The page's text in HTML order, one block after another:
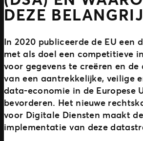
DEZE
In 2020 publiceerde de EU een
met als doel een competitieve
voor gegevens te creëren en
van een aantrekkelijke, veilige
data-economie in de Europese
bevorderen. Het nieuwe
voor Digitale Diensten maakt
implementatie van deze